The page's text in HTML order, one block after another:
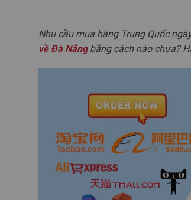
Nhu cầu mua hàng Trung Quốc
về Đà Nẵngbằng cách nào chưa?